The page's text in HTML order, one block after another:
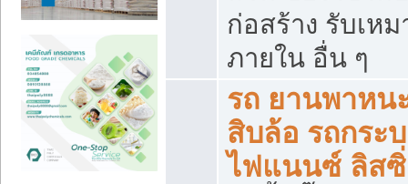
ก่อสร้าง รับเห
ภายใน อื่น ๆ
รถ ยานพาหน
สิบล้อ รถกระ
ไฟแนนซ์ ลิส